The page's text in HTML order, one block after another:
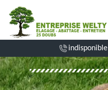
indisponible